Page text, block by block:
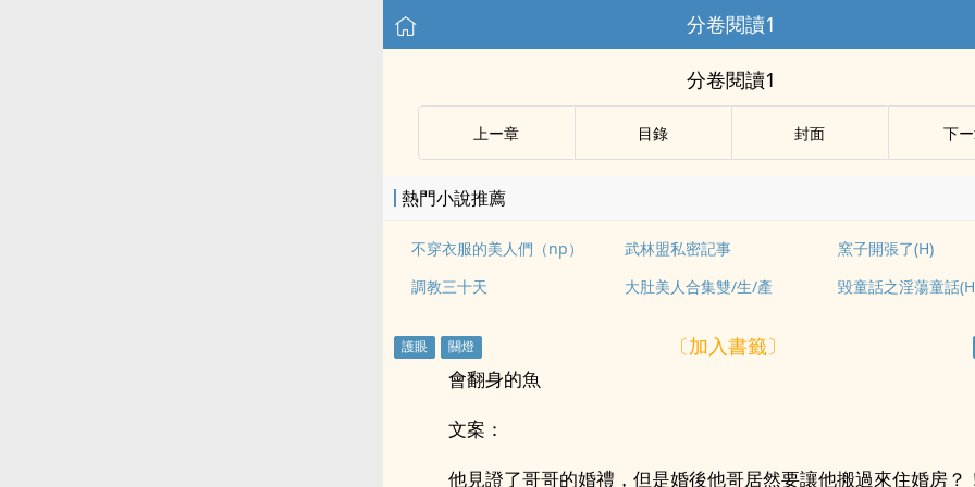
分卷閱讀1
分卷閱讀1
上ー章 目錄 封面 下
熱門小說推薦
不穿衣服的美人們（np） 武林盟私密記事
窯子開張了(H)
調教三十天
大肚美人合集雙/生/產 毀童話之淫蕩童話
〔加入書籤〕
會翻身的魚
文案：
他見證了哥哥的婚禮，但是婚後他哥居然要讓他搬過來住婚房？